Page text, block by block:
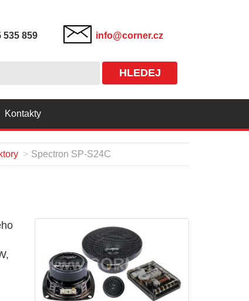
535 859 info@corner.cz
HLEDEJ
Kontakty
Spectron SP-S24C